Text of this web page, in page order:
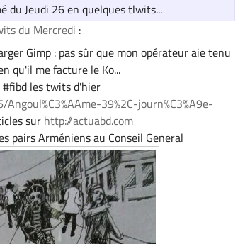
du Jeudi 26 en quelques tlwits...
du Mercredi :
Gimp : pas sûr que mon opérateur aie tenu
qu'il me facture le Ko...
#fibd les twits d'hier
39%2C-journ%C3%A9e-
sur http://actuabd.com
pairs Arméniens au Conseil General